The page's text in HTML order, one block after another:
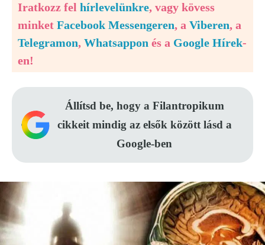
Iratkozz fel hírlevelünkre, vagy kövess
minket Facebook Messengeren, a Viberen, a
Telegramon, Whatsappon és a Google Hírek-
en!
Állítsd be, hogy a Filantropikum
cikkeit mindig az elsők között lásd a
Google-ben